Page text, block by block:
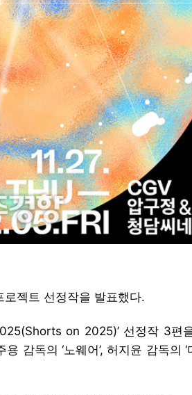
젝트 선정작을 발표했다.
on 2025)’ 선정작 3편
감독의 ‘노웨어’, 허지윤 감독의 ‘